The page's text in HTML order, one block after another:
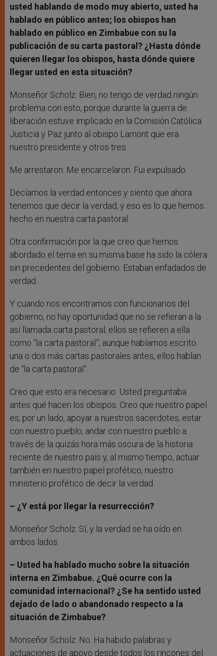
usted hablando de modo muy abierto, usted ha
hablado en público antes; los obispos han
hablado en público en Zimbabue con su la
publicación de su carta pastoral? ¿Hasta dónde
quieren llegar los obispos, hasta dónde quiere
llegar usted en esta situación?
Monseñor Scholz: Bien, no tengo de verdad ningún
problema con esto, porque durante la guerra de
liberación estuve implicado en la Comisión Católica
Justicia y Paz junto al obispo Lamont que era
nuestro presidente y otros tres.
Me arrestaron. Me encarcelaron. Fui expulsado.
Decíamos la verdad entonces y siento que ahora
tenemos que decir la verdad, y eso es lo que hemos
hecho en nuestra carta pastoral.
Otra confirmación por la que creo que hemos
abordado el tema en su misma base ha sido la cólera
sin precedentes del gobierno. Estaban enfadados de
verdad.
Y cuando nos encontramos con funcionarios del
gobierno, no hay oportunidad que no se refieran a la
así llamada carta pastoral; ellos se refieren a ella
como “la carta pastoral”; aunque habíamos escrito
una o dos más cartas pastorales antes, ellos hablan
de “la carta pastoral”.
Creo que esto era necesario. Usted preguntaba
antes qué hacen los obispos. Creo que nuestro papel
es, por un lado, apoyar a nuestros sacerdotes, estar
con nuestro pueblo, andar con nuestro pueblo a
través de la quizás hora más oscura de la historia
reciente de nuestro país y, al mismo tiempo, actuar
también en nuestro papel profético, nuestro
ministerio profético de decir la verdad.
– ¿Y está por llegar la resurrección?
Monseñor Scholz: Sí, y la verdad se ha oído en
ambos lados.
– Usted ha hablado mucho sobre la situación
interna en Zimbabue. ¿Qué ocurre con la
comunidad internacional? ¿Se ha sentido usted
dejado de lado o abandonado respecto a la
situación de Zimbabue?
Monseñor Scholz: No. Ha habido palabras y
actuaciones de apoyo desde todos los rincones del